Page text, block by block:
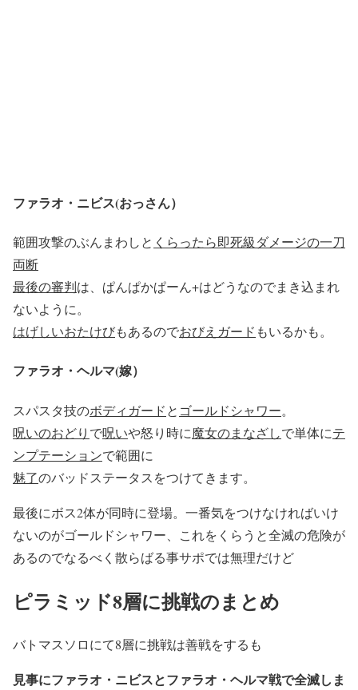
ファラオ・ニビス(おっさん）
範囲攻撃のぶんまわしと くらったら即死級ダメージの一刀
両断
最後の審判は、ぱんぱかぱーん+はどうなのでまき込まれ
ないように。
はげしいおたけびもあるのでおびえガード もいるかも。
ファラオ・ヘルマ(嫁）
スパスタ技のボディガードと ゴールドシャワー。
呪いのおどり で呪いや怒り時に魔女のまなざしで単体にテ
ンプテーションで範囲に
魅了のバッドステータスをつけてきます。
最後にボス2体が同時に登場。一番気をつけなければいけ
ないのがゴールドシャワー、これをくらうと全滅の危険が
あるのでなるべく散らばる事サポでは無理だけど
ピラミッド8層に挑戦のまとめ
バトマスソロにて8層に挑戦は善戦をするも
見事にファラオ・ニビスとファラオ・ヘルマ戦で全滅しま